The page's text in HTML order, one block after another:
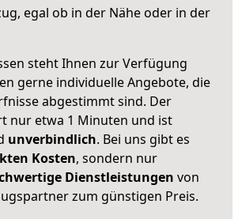
egal ob in der Nähe oder in der
steht Ihnen zur Verfügung
gerne individuelle Angebote, die
abgestimmt sind. Der
nur etwa 1 Minuten und ist
unverbindlich. Bei uns gibt es
Kosten, sondern nur
Dienstleistungen von
zum günstigen Preis.